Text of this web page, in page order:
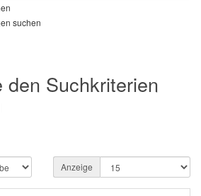
suchen
den Suchkriterien
Anzeige